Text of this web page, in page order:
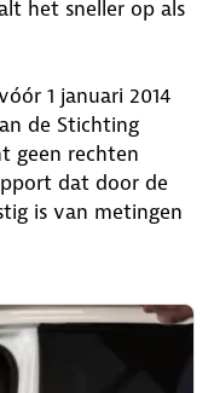
het sneller op als
1 januari 2014
de Stichting
geen rechten
dat door de
is van metingen